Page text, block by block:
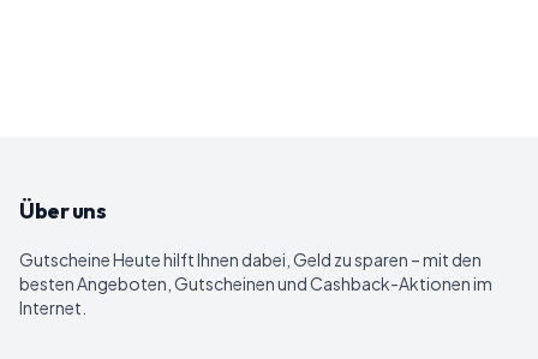
Über uns
Gutscheine Heutehilft Ihnen dabei, Geld zu sparen – mit den
besten Angeboten, Gutscheinen und Cashback-Aktionen im
Internet.